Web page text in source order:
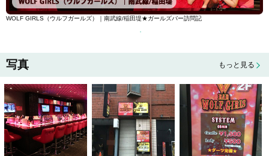
WOLF GIRLS（ウルフガールズ）｜南武線/稲田堤★ガールズバー訪問記
写真 もっと見る